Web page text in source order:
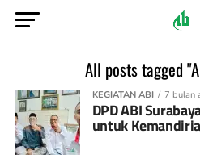
All posts tagged
KEGIATAN ABI 7 bulan
DPD ABI
untuk